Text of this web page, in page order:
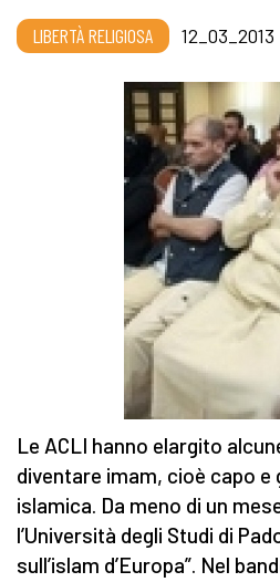
LIBERTÀ RELIGIOSA 12_03_2013
Le ACLI hanno elargito
diventare imam, cioè capo e
islamica. Da meno di un
l’Università degli Studi di
sull’islam d’Europa”. Nel